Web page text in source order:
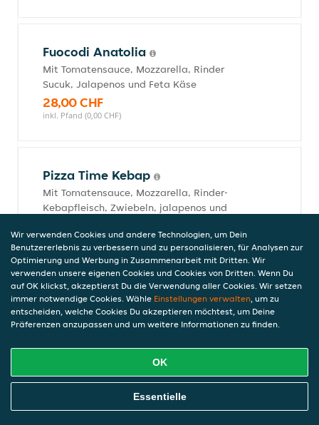
Fuocodi Anatolia
Mit Tomatensauce, Mozzarella, Rinder
Sucuk, Jalapenos und Feta Käse
28,00 CHF
inkl. Pfand (0,00 CHF)
Pizza Time Kebap
Mit Tomatensauce, Mozzarella, Rinder-
Kebapfleisch, Zwiebeln, jalapenos und
29,50 CHF
inkl. Pfand (0,00 CHF)
Cuore d"Italia
Mit Tomatensauce, Mozarella, Burrata,
Cherrytomaten, Basilikum und Olivenöl
inkl. Pfand (0,00 CHF)
Online Essen Bestellen
Wir verwenden Cookies und andere Technologien, um Dein
Benutzererlebnis zu verbessern und zu personalisieren, für Analysen zur
Optimierung und Werbung in Zusammenarbeit mit Dritten. Wir
verwenden unsere eigenen Cookies und Cookies von Dritten. Wenn Du
auf OK klickst, akzeptierst Du die Verwendung aller Cookies. Wir setzen
immer notwendige Cookies. Wähle Einstellungen verwalten, um zu
entscheiden, welche Cookies Du akzeptieren möchtest, um Deine
Präferenzen anzupassen und um weitere Informationen zu finden.
OK
Essentielle